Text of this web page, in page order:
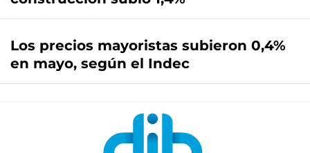
Los precios mayoristas subieron 0,4%
en mayo, según el Indec